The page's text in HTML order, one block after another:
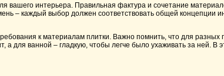
вашего интерьера. Правильная фактура и сочетание
– каждый выбор должен соответствовать общей концепции
к материалам плитки. Важно помнить, что для
для ванной – гладкую, чтобы легче было ухаживать за ней. В